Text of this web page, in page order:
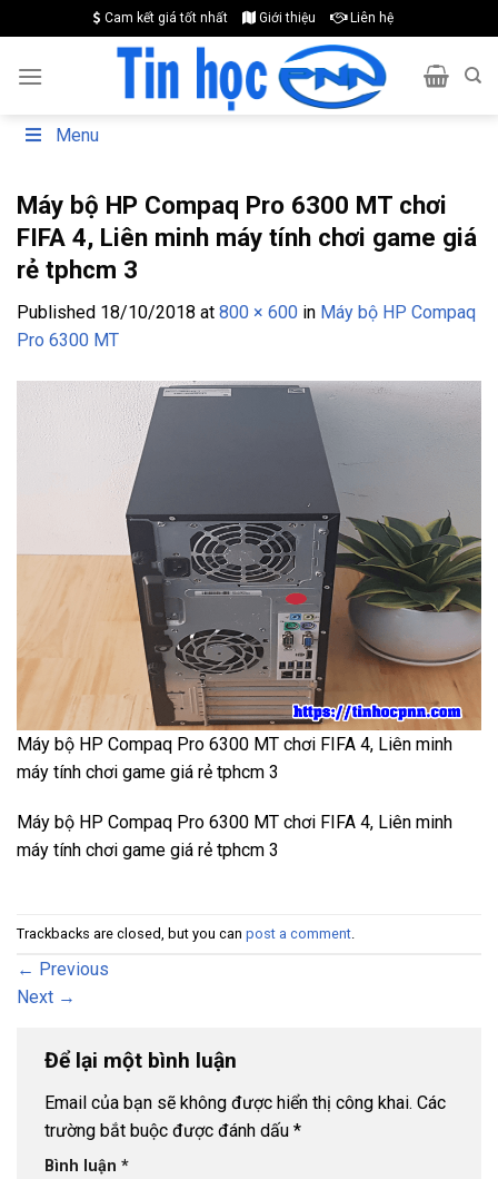
to
content
Cam kết giá tốt nhất Giới thiệu Liên hệ
Menu
Máy bộ HP Compaq Pro 6300 MT chơi
FIFA 4, Liên minh máy tính chơi game giá
rẻ tphcm 3
Published 18/10/2018 at 800 × 600 in Máy bộ HP Compaq
Pro 6300 MT
Máy bộ HP Compaq Pro 6300 MT chơi FIFA 4, Liên minh
máy tính chơi game giá rẻ tphcm 3
Máy bộ HP Compaq Pro 6300 MT chơi FIFA 4, Liên minh
máy tính chơi game giá rẻ tphcm 3
Trackbacks are closed, but you can post a comment
← Previous
Next →
Để lại một bình luận
Email của bạn sẽ không được hiển thị công khai. Các
trường bắt buộc được đánh dấu *
Bình luận *